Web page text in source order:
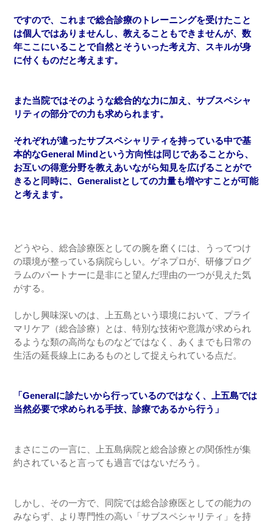
ですので、これまで総合診療のトレーニングを受けたこと
は個人ではありませんし、教えることもできませんが、数
年ここにいることで自然とそういった考え方、スキルが身
に付くものだと考えます。
また当院ではそのような総合的な力に加え、サブスペシャ
リティの部分での力も求められます。
それぞれが違ったサブスペシャリティを持っている中で基
本的なGeneral Mindという方向性は同じであることから、
お互いの得意分野を教えあいながら知見を広げることがで
きると同時に、Generalistとしての力量も増やすことが可能
と考えます。
どうやら、総合診療医としての腕を磨くには、うってつけ
の環境が整っている病院らしい。ゲネプロが、研修プログ
ラムのパートナーに是非にと望んだ理由の一つが見えた気
がする。
しかし興味深いのは、上五島という環境において、プライ
マリケア（総合診療）とは、特別な技術や意識が求められ
るような類の高尚なものなどではなく、あくまでも日常の
生活の延長線上にあるものとして捉えられている点だ。
「Generalに診たいから行っているのではなく、上五島では
当然必要で求められる手技、診療であるから行う」
まさにこの一言に、上五島病院と総合診療との関係性が集
約されていると言っても過言ではないだろう。
しかし、その一方で、同院では総合診療医としての能力の
みならず、より専門性の高い「サブスペシャリティ」を持